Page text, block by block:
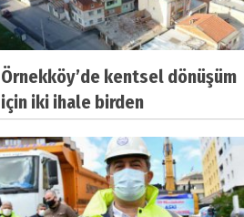
Örnekköy’de kentsel dönüşüm
için iki ihale birden